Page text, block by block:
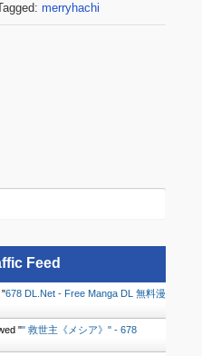
merryhachi
Feed
"678 DL.Net - Free Manga DL 無料漫
"" 救世主《メシア》" - 678